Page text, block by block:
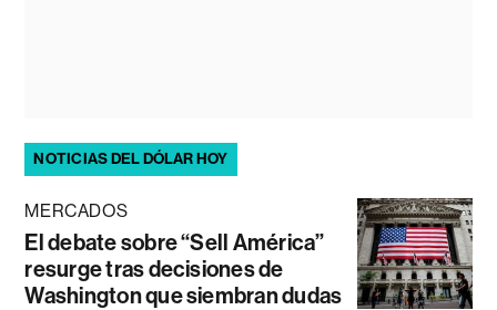
NOTICIAS DEL DÓLAR HOY
MERCADOS
El debate sobre “Sell América”
resurge tras decisiones de
Washington que siembran dudas